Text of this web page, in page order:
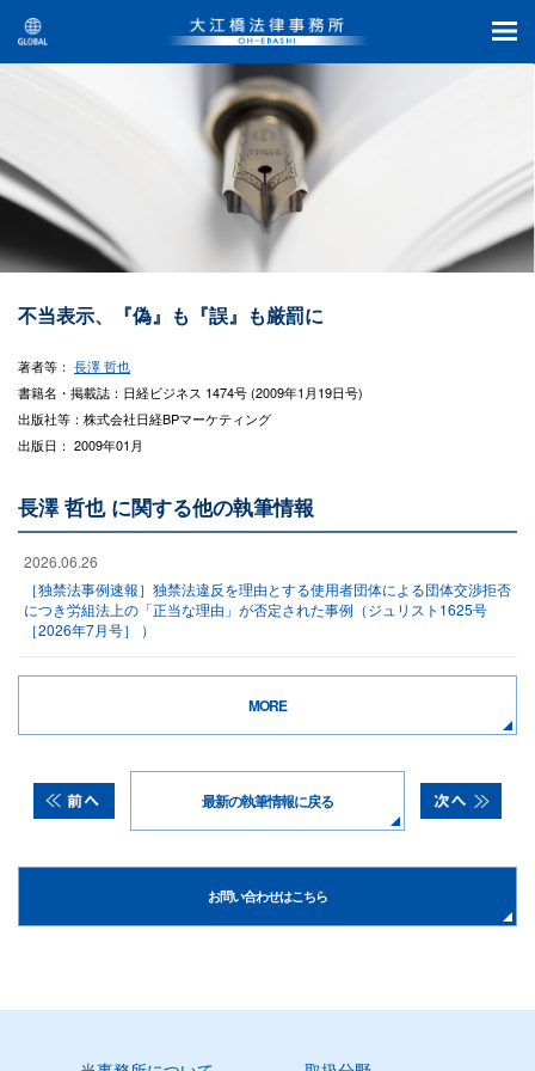
不当表示、『偽』も『誤』も厳罰に
著者等： 長澤 哲也
書籍名・掲載誌：日経ビジネス 1474号 (2009年1月19日号)
出版社等：株式会社日経BPマーケティング
出版日： 2009年01月
長澤 哲也 に関する他の執筆情報
2026.06.26
［独禁法事例速報］独禁法違反を理由とする使用者団体による団体交渉拒否
につき労組法上の「正当な理由」が否定された事例（ジュリスト1625号
［2026年7月号］ ）
MORE
最新の執筆情報に戻る
お問い合わせはこちら